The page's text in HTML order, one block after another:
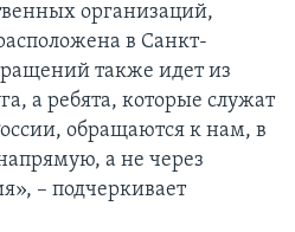
организаций,
в Санкт-
также идет из
а ребята, которые служат
обращаются к нам, в
а не через
– подчеркивает